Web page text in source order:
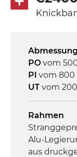
direkt, Zug
3Ph
4,6 m/
Steuerung
On/Off, E-
PO vom
PI vom 800
UT vom
Rahmen
Alu-
aus